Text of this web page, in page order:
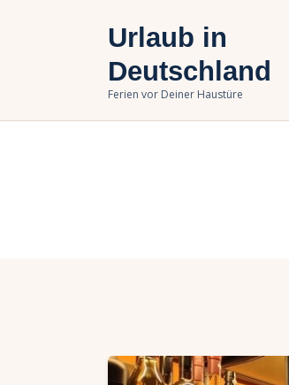
Urlaub in
Deutschland
Ferien vor Deiner Haustüre